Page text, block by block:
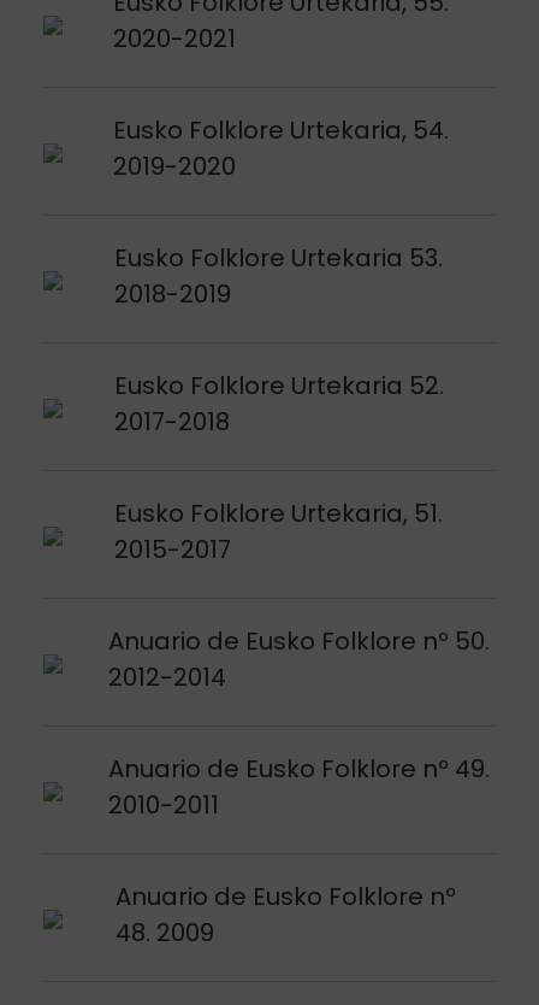
2020-2021
Eusko Folklore Urtekaria, 54.
2019-2020
Argitalpena ikusi
Eusko Folklore Urtekaria 53.
2018-2019
Argitalpena ikusi
Eusko Folklore Urtekaria 52.
2017-2018
Argitalpena ikusi
Eusko Folklore Urtekaria, 51.
2015-2017
Argitalpena ikusi
Anuario de Eusko Folklore nº 50.
2012-2014
Argitalpena ikusi
Anuario de Eusko Folklore nº 49.
2010-2011
Argitalpena ikusi
Anuario de Eusko Folklore nº
48. 2009
Argitalpena ikusi